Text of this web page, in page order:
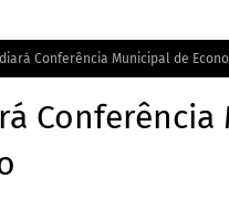
Conferência Municipal de